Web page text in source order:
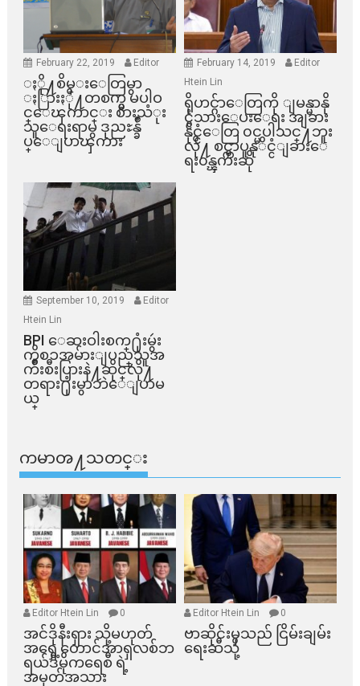
February 22, 2019 Editor
ႏို႔စိမ္းေတြမွာ
ႏြားႏို႔တစက္မွ မပါဝ
င္ေၾကာင္း စားသံုး
သူေရးရာမွ ဒုညႊန္ခ်ဳ
ပ္ေျပာၾကား
February 14, 2019
Editor
Htein Lin
ရိုဟင္ဂ်ာေတြကို ျမန္မာနို
င္ငံသားေပးေရး အျခား
နိုင္ငံေတြ ၀င္မပါသင္႔ဘူး
လို႔ စင္ကာပူနုိင္ငံျခားေ
ရး၀န္ၾကီးဆို
September 10, 2019
Editor
Htein Lin
BPI ​ေဆးဝါးစက္​႐ုံးမွဴး
ကိစၥအမ်ားျပည္​သူအ
က်ိဳးစီးပြားနဲ႔ဆိုင္​လို႔
တရား႐ုံးမွာဘဲေျပာမ
ယ္​
ကမာၻ႔သတင္း
Editor Htein Lin 0
အင်ဒိုနီးရှား သို့မဟုတ်
အရှေ့တောင်အာရှလစ်ဘ
ရယ်ဒီမိုကရေစီ ရဲ့
အမှတ်အသား
Editor Htein Lin 0
ဗာဆိုင်းမှသည် ငြိမ်းချမ်း
ရေးဆီသို့